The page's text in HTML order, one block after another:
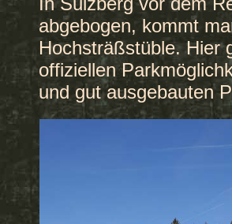
abgebogen, kommt
Hochsträßstüble. Hier
offiziellen
und gut ausgebauten